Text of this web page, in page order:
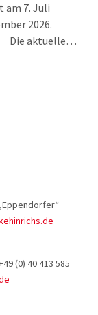
am 7. Juli
2026.
Die aktuelle…
(0) 40 413 585